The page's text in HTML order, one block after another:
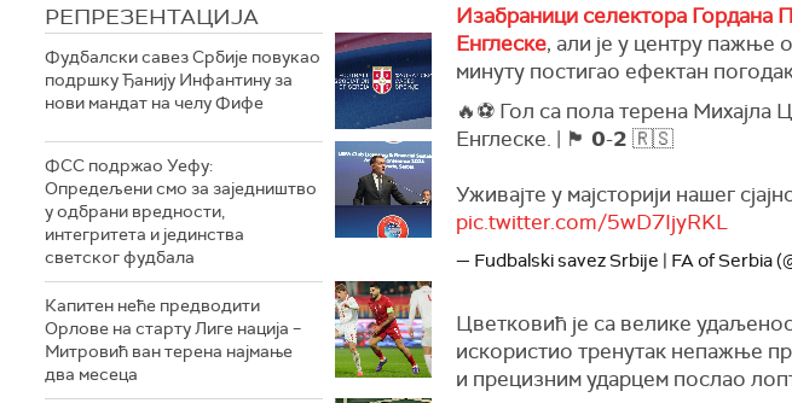
РЕПРЕЗЕНТАЦИЈА
Фудбалски савез Србије повукао
подршку Ђанију Инфантину за
нови мандат на челу Фифе
ФСС подржао Уефу:
Опредељени смо за заједништво
у одбрани вредности,
интегритета и јединства
светског фудбала
Капитен неће предводити
Орлове на старту Лиге нација –
Митровић ван терена најмање
два месеца
Изабраници селектора Гордана
Енглеске, али је у центру пажње
минуту постигао ефектан
🔥⚽️ Гол са пола терена
Енглеске. | 🏴󠁧󠁢󠁥󠁮󠁧󠁿 𝟬-𝟮 🇷🇸
Уживајте у мајсторији нашег
pic.twitter.com/5wD7IjyRKL
— Fudbalski savez Srbije | FA of Serbia
Цветковић је са велике
искористио тренутак непажње
и прецизним ударцем послао